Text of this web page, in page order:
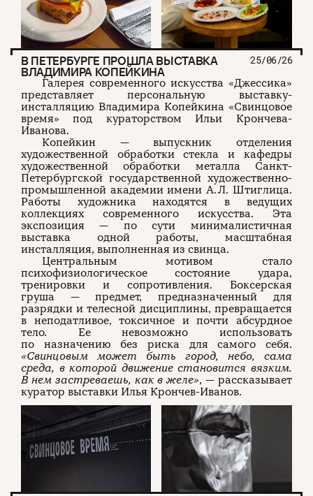
В ПЕТЕРБУРГЕ ПРОШЛА ВЫСТАВКА
ВЛАДИМИРА КОПЕЙКИНА
25/06/26
Галерея современного искусства «Джессика»
представляет персональную выставку-
инсталляцию Владимира Копейкина «Свинцовое
время» под кураторством Ильи Крончева-
Иванова.
Копейкин — выпускник отделения
художественной обработки стекла и кафедры
художественной обработки металла Санкт-
Петербургской государственной художественно-
промышленной академии имени А. Л. Штиглица.
Работы художника находятся в ведущих
коллекциях современного искусства. Эта
экспозиция — по сути минималистичная
выставка одной работы, масштабная
инсталляция, выполненная из свинца.
Центральным мотивом стало
психофизиологическое состояние удара,
тренировки и сопротивления. Боксерская
груша — предмет, предназначенный для
разрядки и телесной дисциплины, превращается
в неподатливое, токсичное и почти абсурдное
тело. Ее невозможно использовать
по назначению без риска для самого себя.
«Свинцовым может быть город, небо, сама
среда, в которой движение становится вязким.
В нем застреваешь, как в желе», — рассказывает
куратор выставки Илья Крончев-Иванов.